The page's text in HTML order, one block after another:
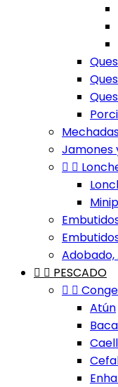
Jamones
 
Adobado,
  PESCADO
 
Atún